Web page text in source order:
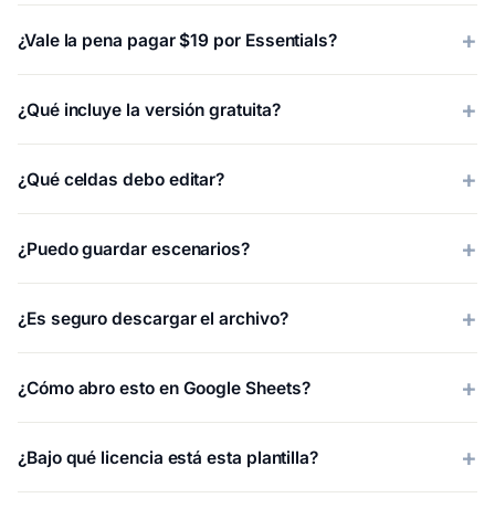
¿Vale la pena pagar $19 por Essentials?
¿Qué incluye la versión gratuita?
¿Qué celdas debo editar?
¿Puedo guardar escenarios?
¿Es seguro descargar el archivo?
¿Cómo abro esto en Google Sheets?
¿Bajo qué licencia está esta plantilla?